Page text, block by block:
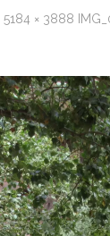
5184 × 3888